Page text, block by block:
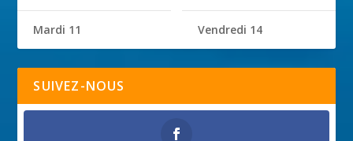
Mardi 11 Vendredi 14
SUIVEZ-NOUS